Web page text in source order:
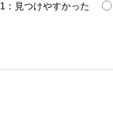
1：見つけやすかった